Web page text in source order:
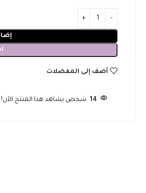
أضف إلى المفضلات
14 شخص يشاهد هذا المنتج الآن!